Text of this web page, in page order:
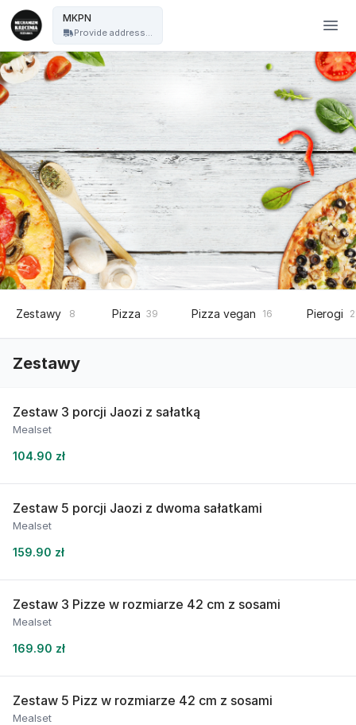
MKPN
Provide address...
Zestawy 8 Pizza 39 Pizza vegan 16 Pierogi
Zestawy
Zestaw 3 porcji Jaozi z sałatką
Mealset
104.90 zł
Zestaw 5 porcji Jaozi z dwoma sałatkami
Mealset
159.90 zł
Zestaw 3 Pizze w rozmiarze 42 cm z sosami
Mealset
169.90 zł
Zestaw 5 Pizz w rozmiarze 42 cm z sosami
Mealset